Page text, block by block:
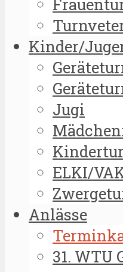
Kinder/
Jugi
ELKI/
Anlässe
31. WTU